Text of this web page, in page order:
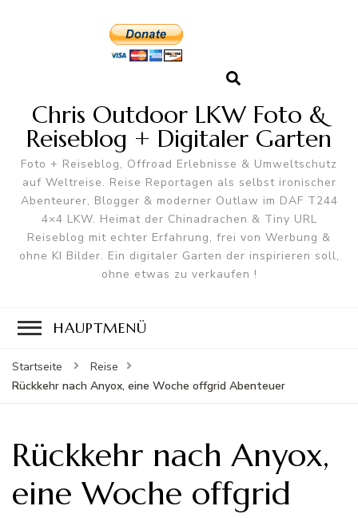
Chris Outdoor LKW Foto &
Reiseblog + Digitaler Garten
Foto + Reiseblog, Offroad Erlebnisse & Umweltschutz
auf Weltreise. Reise Reportagen als selbst ironischer
Abenteurer, Blogger & moderner Outlaw im DAF T244
4×4 LKW. Heimat der Chinadrachen & Tiny URL
Reiseblog mit echter Erfahrung, frei von Werbung &
ohne KI Bilder. Ein digitaler Garten der inspirieren soll,
ohne etwas zu verkaufen !
HAUPTMENÜ
Startseite
Reise
Rückkehr nach Anyox, eine Woche offgrid Abenteuer
Rückkehr nach Anyox,
eine Woche offgrid